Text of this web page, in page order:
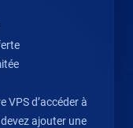
d’accéder à
ajouter une